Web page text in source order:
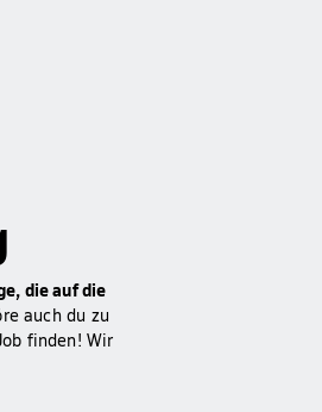
die auf die
auch du zu
finden! Wir